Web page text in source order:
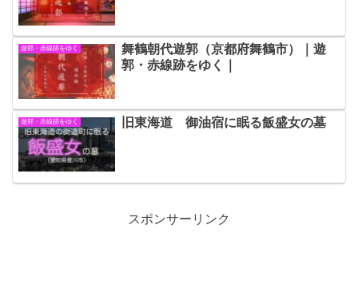
遊郭・赤線跡をゆく
舞鶴朝代遊郭（京都府舞鶴市）｜遊
郭・赤線跡をゆく｜
遊郭・赤線跡をゆく 旧東海道 御油宿に眠る飯盛女の墓
スポンサーリンク